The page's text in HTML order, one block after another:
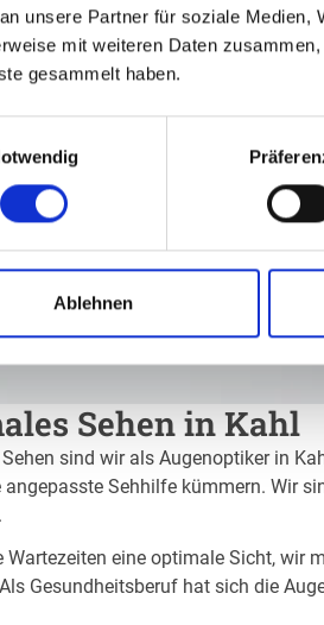
unsere Partner für soziale Medien,
mit weiteren Daten
gesammelt haben.
Ablehnen
Sehen in Kahl
sind wir als Augenoptiker in
Sehhilfe kümmern. Wir
eine optimale Sicht,
Gesundheitsberuf hat sich die